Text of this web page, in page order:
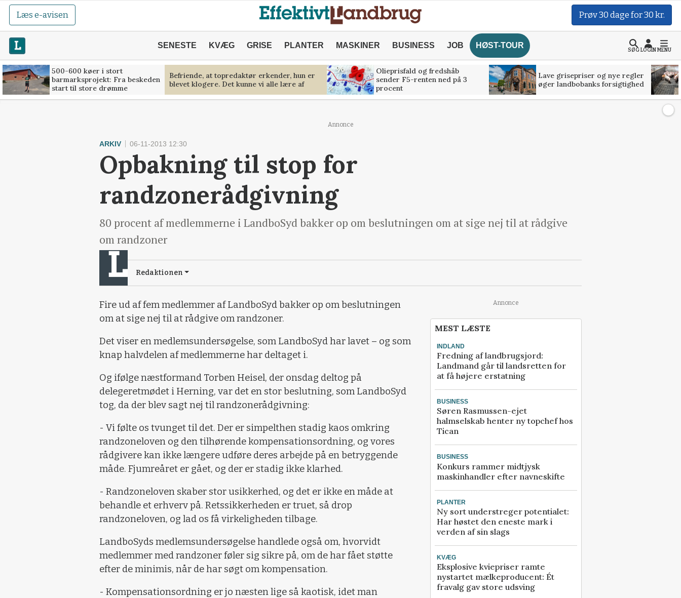
Læs e-avisen Prøv 30 dage for 30 kr.
SENESTE KVÆG GRISE PLANTER MASKINER BUSINESS JOB HØST-TOUR
SØGLOGINMENU
500-600 køer i stort
barmarksprojekt: Fra beskeden
start til store drømme
Befriende, at topredaktør erkender, hun er
blevet klogere. Det kunne vi alle lære af
Olieprisfald og fredshåb
sender F5-renten ned på 3
procent
Lave grisepriser og nye regler
øger landbobanks forsigtighed
Annonce
ARKIV 06-11-2013 12:30
Opbakning til stop for
randzonerådgivning
80 procent af medlemmerne i LandboSyd bakker op om beslutningen om at sige nej til at rådgive
om randzoner
Redaktionen
Fire ud af fem medlemmer af LandboSyd bakker op om beslutningen
om at sige nej til at rådgive om randzoner.
Det viser en medlemsundersøgelse, som LandboSyd har lavet – og som
knap halvdelen af medlemmerne har deltaget i.
Og ifølge næstformand Torben Heisel, der onsdag deltog på
delegeretmødet i Herning, var det en stor beslutning, som LandboSyd
tog, da der blev sagt nej til randzonerådgivning:
- Vi følte os tvunget til det. Der er simpelthen stadig kaos omkring
randzoneloven og den tilhørende kompensationsordning, og vores
rådgivere kan ikke længere udføre deres arbejde på en betryggende
måde. Fjumreåret er gået, og der er stadig ikke klarhed.
- Randzoneloven skaber stor usikkerhed, og det er ikke en måde at
behandle et erhverv på. Retssikkerheden er truet, så drop
randzoneloven, og lad os få virkeligheden tilbage.
LandboSyds medlemsundersøgelse handlede også om, hvorvidt
medlemmer med randzoner føler sig sikre på, om de har fået støtte
efter de minimis, når de har søgt om kompensation.
- Kompensationsordning er jo næsten lige så kaotisk, idet man
Annonce
MEST LÆSTE
INDLAND
Fredning af landbrugsjord:
Landmand går til landsretten for
at få højere erstatning
BUSINESS
Søren Rasmussen-ejet
halmselskab henter ny topchef hos
Tican
BUSINESS
Konkurs rammer midtjysk
maskinhandler efter navneskifte
PLANTER
Ny sort understreger potentialet:
Har høstet den eneste mark i
verden af sin slags
KVÆG
Eksplosive kviepriser ramte
nystartet mælkeproducent: Ét
fravalg gav store udsving